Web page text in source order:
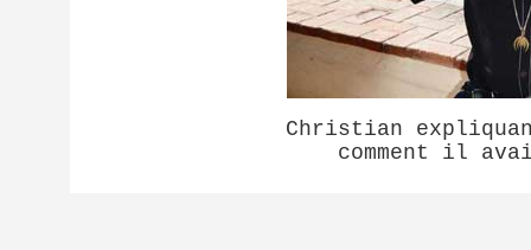
Christian
comment il